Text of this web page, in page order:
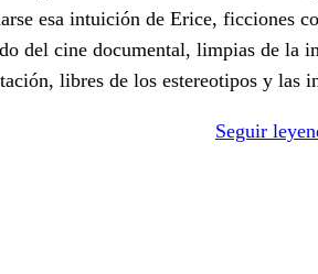
esa intuición de Erice, ficciones
del cine documental, limpias de la
libres de los estereotipos y las
Seguir